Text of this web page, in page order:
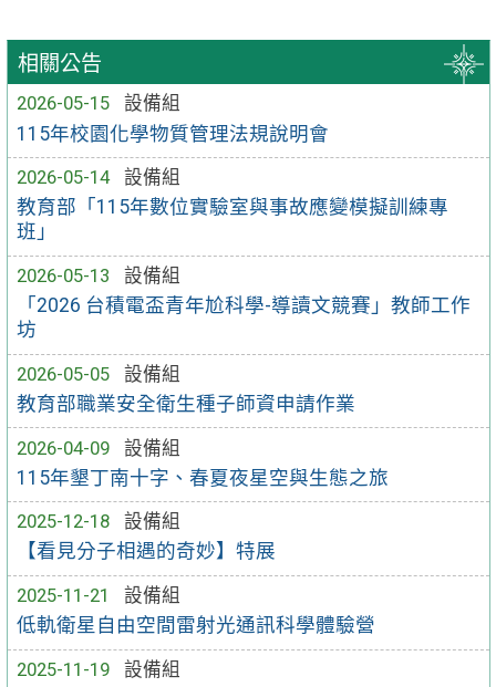
相關公告
2026-05-15
設備組
115年校園化學物質管理法規說明會
2026-05-14
設備組
教育部「115年數位實驗室與事故應變模擬訓練專
班」
2026-05-13
設備組
「2026 台積電盃青年尬科學-導讀文競賽」教師工作
坊
2026-05-05
設備組
教育部職業安全衛生種子師資申請作業
2026-04-09
設備組
115年墾丁南十字、春夏夜星空與生態之旅
2025-12-18
設備組
【看見分子相遇的奇妙】特展
2025-11-21
設備組
低軌衛星自由空間雷射光通訊科學體驗營
2025-11-19
設備組